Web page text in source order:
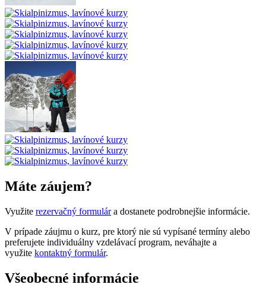
Máte záujem?
Využite rezervačný formulára dostanete podrobnejšie informácie.
V prípade záujmu o kurz, pre ktorý nie sú vypísané termíny alebo
preferujete individuálny vzdelávací program, neváhajte a
využite kontaktný formulár.
Všeobecné informácie